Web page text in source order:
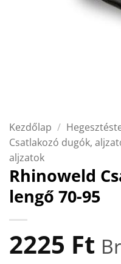
Kezdőlap /
Csatlakozó dugók,
aljzatok
Rhinoweld
lengő 70-95
2225 Ft